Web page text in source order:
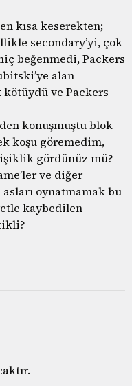
kısa keserekten;
secondary’yi, çok
beğenmedi, Packers
alan
ve Packers
konuşmuştu blok
koşu göremedim,
gördünüz mü?
ve diğer
oynatmamak bu
kaybedilen